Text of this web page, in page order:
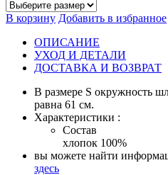
В корзину Добавить в избранное
ОПИСАНИЕ
УХОД И ДЕТАЛИ
ДОСТАВКА И ВОЗВРАТ
В размере S окружность
равна 61 см.
Характеристики :
Состав
хлопок 100%
вы можете найти
здесь